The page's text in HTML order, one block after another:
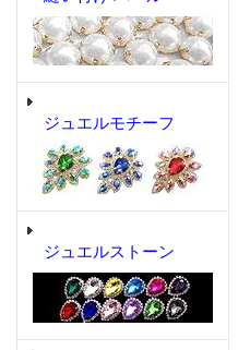
ジュエルモチーフ
ジュエルストーン